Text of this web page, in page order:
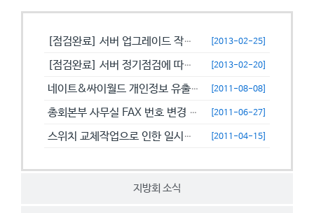
지방회 소식
[점검완료] 서버 업그레이드 작업으로 일시적으로 사용이 불안정할수 있습니... [2013-02-25]
[점검완료] 서버 정기점검에 따른 이용 제한 안내 [2013-02-20]
네이트&싸이월드 개인정보 유출에 따른 비밀번호 변경 캠페인! [2011-08-08]
총회본부 사무실 FAX 번호 변경 안내 [2011-06-27]
스위치 교체작업으로 인한 일시접속제한 안내 [2011-04-15]